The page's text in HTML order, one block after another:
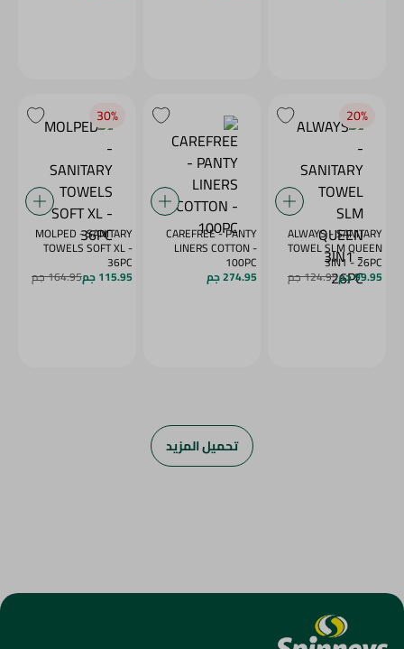
20‎%‎
ALWAYS - SANITARY
TOWEL SLM QUEEN
3IN1 - 26PC
99.95 جم 124.95 جم
CAREFREE - PANTY
LINERS COTTON -
100PC
274.95 جم
30‎%‎
MOLPED - SANITARY
TOWELS SOFT XL -
36PC
115.95 جم 164.95 جم
تحميل المزيد